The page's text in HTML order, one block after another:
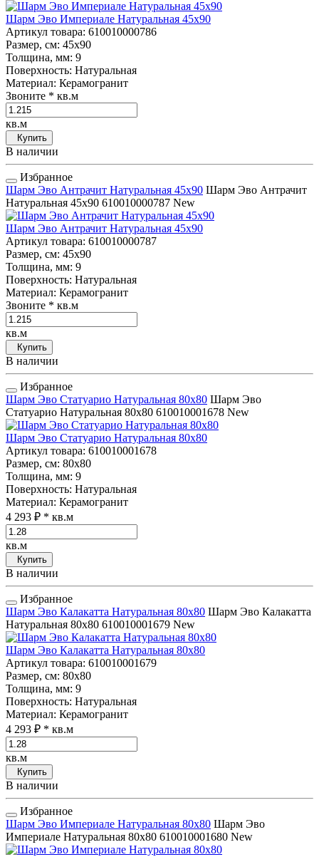
Шарм Эво Империале Натуральная 45x90
Артикул товара: 610010000786
Размер, см: 45x90
Толщина, мм: 9
Поверхность: Натуральная
Материал: Керамогранит
Звоните * кв.м
кв.м
Купить
В наличии
Избранное
Шарм Эво Антрачит Натуральная 45x90 Шарм Эво Антрачит
Натуральная 45x90 610010000787 New
Шарм Эво Антрачит Натуральная 45x90
Артикул товара: 610010000787
Размер, см: 45x90
Толщина, мм: 9
Поверхность: Натуральная
Материал: Керамогранит
Звоните * кв.м
кв.м
Купить
В наличии
Избранное
Шарм Эво Статуарио Натуральная 80x80 Шарм Эво
Статуарио Натуральная 80x80 610010001678 New
Шарм Эво Статуарио Натуральная 80x80
Артикул товара: 610010001678
Размер, см: 80x80
Толщина, мм: 9
Поверхность: Натуральная
Материал: Керамогранит
4 293 ₽ * кв.м
кв.м
Купить
В наличии
Избранное
Шарм Эво Калакатта Натуральная 80x80 Шарм Эво Калакатта
Натуральная 80x80 610010001679 New
Шарм Эво Калакатта Натуральная 80x80
Артикул товара: 610010001679
Размер, см: 80x80
Толщина, мм: 9
Поверхность: Натуральная
Материал: Керамогранит
4 293 ₽ * кв.м
кв.м
Купить
В наличии
Избранное
Шарм Эво Империале Натуральная 80x80 Шарм Эво
Империале Натуральная 80x80 610010001680 New